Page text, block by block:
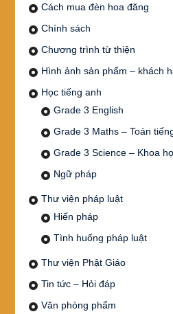
Cách mua đèn hoa đăng
Chính sách
Chương trình từ thiện
Hình ảnh sản phẩm – khách
Học tiếng anh
Grade 3 English
Grade 3 Maths – Toán
Grade 3 Science – Khoa
Ngữ pháp
Thư viện pháp luật
Hiến pháp
Tình huống pháp luật
Thư viện Phật Giáo
Tin tức – Hỏi đáp
Văn phòng phẩm